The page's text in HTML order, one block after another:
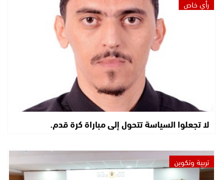
رأي خاص
لا تجعلوا السياسة تتحول إلى مباراة كرة قدم.
تربية وتكوين